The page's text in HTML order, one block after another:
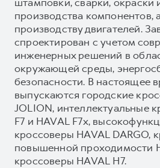
производства компонентов,
производству двигателей.
спроектирован с учетом
инженерных решений в
окружающей среды,
безопасности. В настоящее
выпускаются городские
JOLION, интеллектуальные
F7 и HAVAL F7x,
кроссоверы HAVAL DARGO,
повышенной проходимости
кроссоверы HAVAL H7.